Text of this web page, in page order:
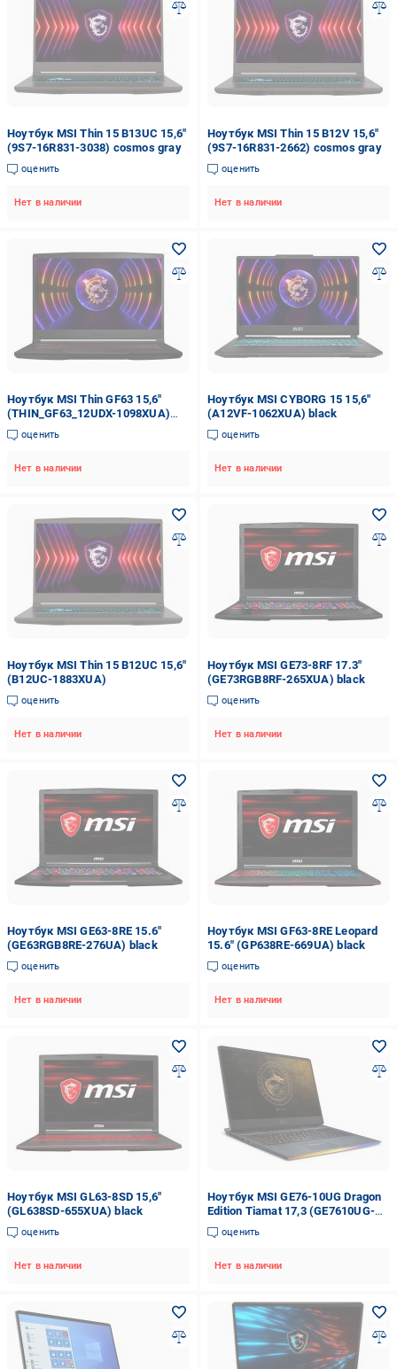
Ноутбук MSI Thin 15 B13UC 15,6"
(9S7-16R831-3038) cosmos gray
оценить
Нет в наличии
Ноутбук MSI Thin 15 B12V 15,6"
(9S7-16R831-2662) cosmos gray
оценить
Нет в наличии
Ноутбук MSI Thin GF63 15,6"
(THIN_GF63_12UDX-1098XUA)
black
оценить
Нет в наличии
Ноутбук MSI CYBORG 15 15,6"
(A12VF-1062XUA) black
оценить
Нет в наличии
Ноутбук MSI Thin 15 B12UC 15,6"
(B12UC-1883XUA)
оценить
Нет в наличии
Ноутбук MSI GE73-8RF 17.3"
(GE73RGB8RF-265XUA) black
оценить
Нет в наличии
Ноутбук MSI GE63-8RE 15.6"
(GE63RGB8RE-276UA) black
оценить
Нет в наличии
Ноутбук MSI GF63-8RE Leopard
15.6" (GP638RE-669UA) black
оценить
Нет в наличии
Ноутбук MSI GL63-8SD 15,6"
(GL638SD-655XUA) black
оценить
Нет в наличии
Ноутбук MSI GE76-10UG Dragon
Edition Tiamat 17,3 (GE7610UG-
618UA) black
оценить
Нет в наличии